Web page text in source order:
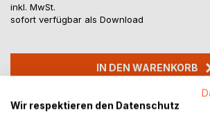
inkl. MwSt.
sofort verfügbar als Download
IN DEN WARENKORB
Auf die Merkliste
Wir respektieren den Datenschutz